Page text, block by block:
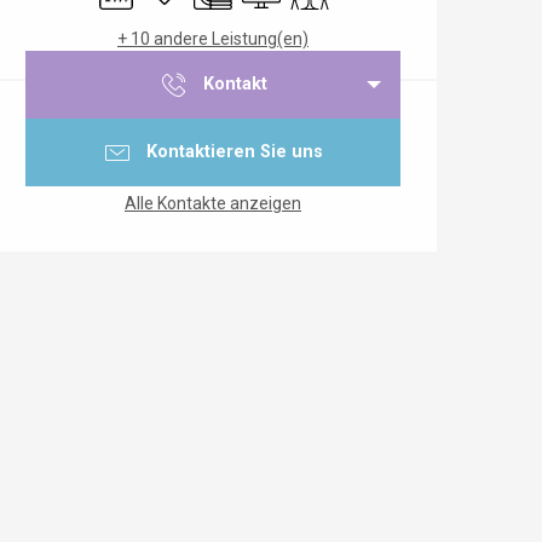
+ 10 andere Leistung(en)
Kontakt
Kontaktieren Sie uns
Alle Kontakte anzeigen